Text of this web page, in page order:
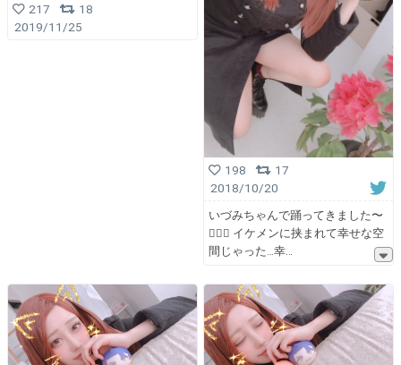
217
18
2019/11/25
198
17
2018/10/20
いづみちゃんで踊ってきました〜
✊🏻💕 イケメンに挟まれて幸せな空
間じゃった…幸